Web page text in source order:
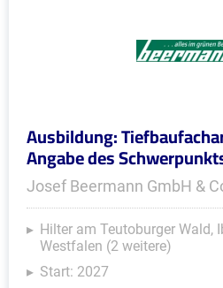
Ausbildung:
Angabe des
Josef Beermann GmbH &
Hilter am Teutoburger Wald,
Westfalen (2 weitere)
Start: 2027